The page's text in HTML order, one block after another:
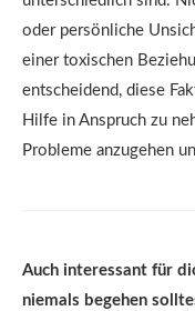
oder persönliche
einer toxischen
entscheidend, diese
Hilfe in Anspruch zu
Probleme anzugehen
Auch interessant für
niemals begehen